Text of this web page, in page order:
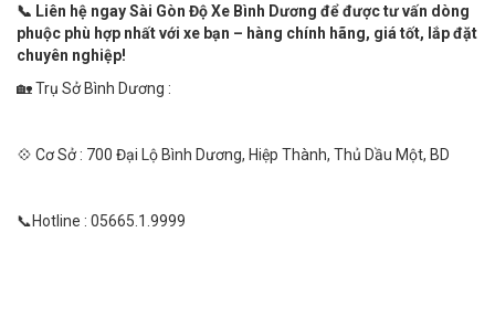
📞 Liên hệ ngay Sài Gòn Độ Xe Bình Dương để được tư vấn dòng
phuộc phù hợp nhất với xe bạn – hàng chính hãng, giá tốt, lắp đặt
chuyên nghiệp!
🏡 Trụ Sở Bình Dương :
💠 Cơ Sở : 700 Đại Lộ Bình Dương, Hiệp Thành, Thủ Dầu Một, BD
📞Hotline : 05665.1.9999